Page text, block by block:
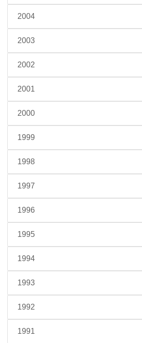
2004
2003
2002
2001
2000
1999
1998
1997
1996
1995
1994
1993
1992
1991